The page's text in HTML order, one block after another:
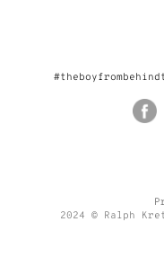
2024 © Ralph